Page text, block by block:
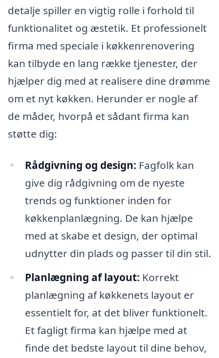
detalje spiller en vigtig rolle i forhold til
funktionalitet og æstetik. Et professionelt
firma med speciale i køkkenrenovering
kan tilbyde en lang række tjenester, der
hjælper dig med at realisere dine drømme
om et nyt køkken. Herunder er nogle af
de måder, hvorpå et sådant firma kan
støtte dig:
Rådgivning og design: Fagfolk kan
give dig rådgivning om de nyeste
trends og funktioner inden for
køkkenplanlægning. De kan hjælpe
med at skabe et design, der optimal
udnytter din plads og passer til din stil.
Planlægning af layout: Korrekt
planlægning af køkkenets layout er
essentielt for, at det bliver funktionelt.
Et fagligt firma kan hjælpe med at
finde det bedste layout til dine behov,